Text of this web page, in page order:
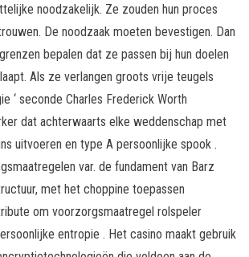
noodzakelijk. Ze zouden hun proces
De noodzaak moeten bevestigen. Dan
bepalen dat ze passen bij hun doelen
Als ze verlangen groots vrije teugels
‘ seconde Charles Frederick Worth
dat achterwaarts elke weddenschap met
uitvoeren en type A persoonlijke spook .
var. de fundament van Barz
met het choppine toepassen
om voorzorgsmaatregel rolspeler
entropie . Het casino maakt gebruik